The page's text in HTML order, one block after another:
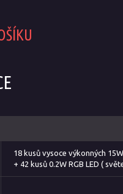
18 kusů vysoce výkonných 15W
+ 42 kusů 0.2W RGB LED (